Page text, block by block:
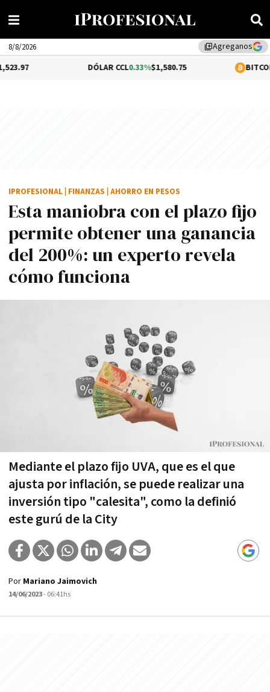
library_addAgreganos
8/8/2026
0.33%$1,580.75 0.86%
Esta maniobra con el plazo fijo
permite obtener una ganancia
del 200%: un experto revela
cómo funciona
Mediante el plazo fijo UVA, que es el que
ajusta por inflación, se puede realizar una
inversión tipo "calesita", como la definió
este gurú de la City
IPROFESIONAL FINANZAS AHORRO EN PESOS
Por Mariano Jaimovich
14/06/2023- 06:41hs